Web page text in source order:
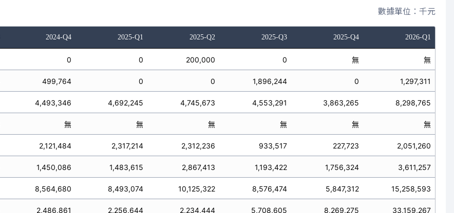
數據單位：千元
2024-Q4 2025-Q1 2025-Q2 2025-Q3 2025-Q4 2026-Q1
0 0 200,000 0 無 無
499,764 0 0 1,896,244 0 1,297,311
4,493,346 4,692,245 4,745,673 4,553,291 3,863,265 8,298,765
無 無 無 無 無 無
2,121,484 2,317,214 2,312,236 933,517 227,723 2,051,260
1,450,086 1,483,615 2,867,413 1,193,422 1,756,324 3,611,257
8,564,680 8,493,074 10,125,322 8,576,474 5,847,312 15,258,593
2,486,861 2,256,644 2,234,444 5,708,605 8,269,275 33,159,267